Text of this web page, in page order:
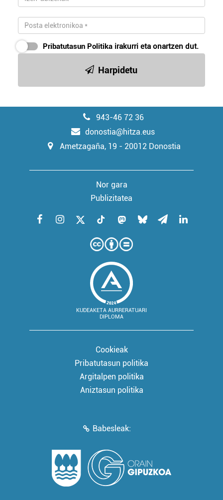
Pribatutasun Politika irakurri eta onartzen dut.
Harpidetu
943-46 72 36
donostia@hitza.eus
Ametzagaña, 19 - 20012 Donostia
Nor gara
Publizitatea
KUDEAKETA AURRERATUARI
DIPLOMA
Cookieak
Pribatutasun politika
Argitalpen politika
Aniztasun politika
Babesleak: